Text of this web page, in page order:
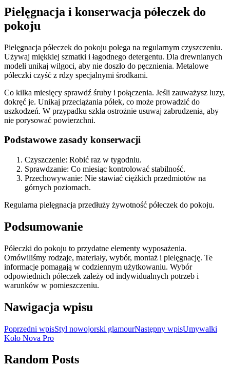
Pielęgnacja i konserwacja półeczek do
pokoju
Pielęgnacja półeczek do pokoju polega na regularnym czyszczeniu.
Używaj miękkiej szmatki i łagodnego detergentu. Dla drewnianych
modeli unikaj wilgoci, aby nie doszło do pęcznienia. Metalowe
półeczki czyść z rdzy specjalnymi środkami.
Co kilka miesięcy sprawdź śruby i połączenia. Jeśli zauważysz luzy,
dokręć je. Unikaj przeciążania półek, co może prowadzić do
uszkodzeń. W przypadku szkła ostrożnie usuwaj zabrudzenia, aby
nie porysować powierzchni.
Podstawowe zasady konserwacji
Czyszczenie: Robić raz w tygodniu.
Sprawdzanie: Co miesiąc kontrolować stabilność.
Przechowywanie: Nie stawiać ciężkich przedmiotów na
górnych poziomach.
Regularna pielęgnacja przedłuży żywotność półeczek do pokoju.
Podsumowanie
Półeczki do pokoju to przydatne elementy wyposażenia.
Omówiliśmy rodzaje, materiały, wybór, montaż i pielęgnację. Te
informacje pomagają w codziennym użytkowaniu. Wybór
odpowiednich półeczek zależy od indywidualnych potrzeb i
warunków w pomieszczeniu.
Nawigacja wpisu
Poprzedni wpisStyl nowojorski glamourNastępny wpisUmywalki
Koło Nova Pro
Random Posts